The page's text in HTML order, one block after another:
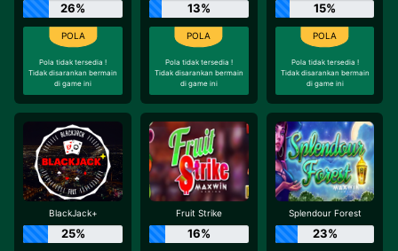
26%
Pola tidak tersedia !
Tidak disarankan bermain
di game ini
13%
Pola tidak tersedia !
Tidak disarankan bermain
di game ini
15%
Pola tidak tersedia !
Tidak disarankan bermain
di game ini
BlackJack+
25%
Fruit Strike
16%
Splendour Forest
23%